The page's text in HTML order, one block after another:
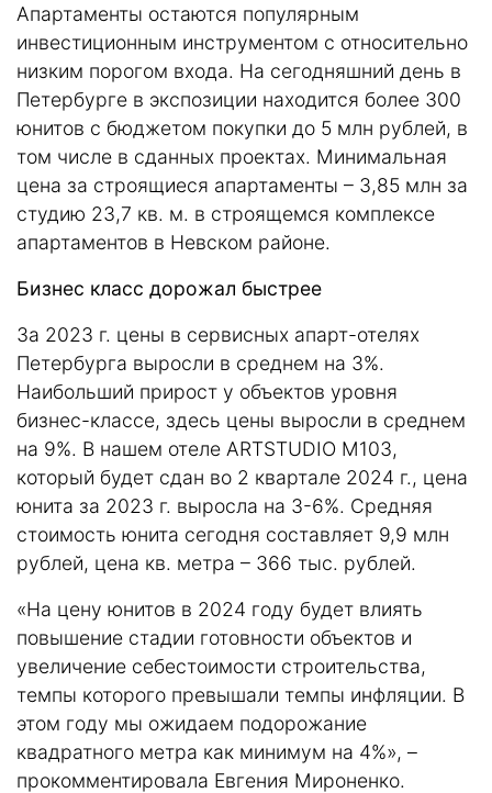
Апартаменты остаются популярным
инвестиционным инструментом с относительно
низким порогом входа. На сегодняшний день в
Петербурге в экспозиции находится более 300
юнитов с бюджетом покупки до 5 млн рублей, в
том числе в сданных проектах. Минимальная
цена за строящиеся апартаменты – 3,85 млн за
студию 23,7 кв. м. в строящемся комплексе
апартаментов в Невском районе.
Бизнес класс дорожал быстрее
За 2023 г. цены в сервисных апарт-отелях
Петербурга выросли в среднем на 3%.
Наибольший прирост у объектов уровня
бизнес-классе, здесь цены выросли в среднем
на 9%. В нашем отеле ARTSTUDIO M103,
который будет сдан во 2 квартале 2024 г., цена
юнита за 2023 г. выросла на 3-6%. Средняя
стоимость юнита сегодня составляет 9,9 млн
рублей, цена кв. метра – 366 тыс. рублей.
«На цену юнитов в 2024 году будет влиять
повышение стадии готовности объектов и
увеличение себестоимости строительства,
темпы которого превышали темпы инфляции. В
этом году мы ожидаем подорожание
квадратного метра как минимум на 4%», –
прокомментировала Евгения Мироненко.